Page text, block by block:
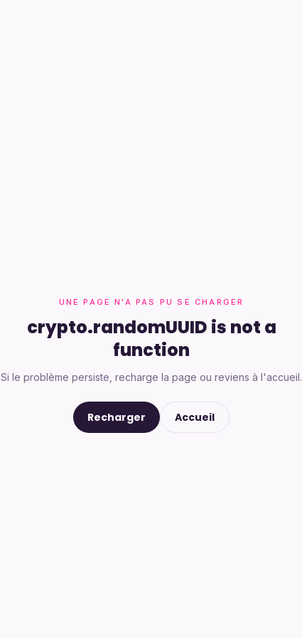
UNE PAGE N'A PAS PU SE CHARGER
crypto.randomUUID is not a
function
Si le problème persiste, recharge la page ou reviens à l'accueil.
Recharger Accueil